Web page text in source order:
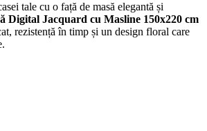
tale cu o față de masă elegantă și
Digital Jacquard cu Masline 150x220 cm
rezistență în timp și un design floral care